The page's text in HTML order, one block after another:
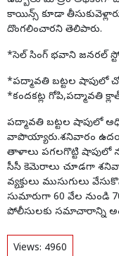
కాయిన్స్ కూడా
దొంగలించారని తెలిపారు.
*సెల్ సింగ్ భవాని జనరల్
*పద్మావతి బట్టల షాపులో
*కందకట్ల గోపి,పద్మావతి
పద్మావతి బట్టల షాపులో
వాపొయ్యారు.శనివారం
తాళాలు పగలగొట్టి షాపులో
సీసీ కెమెరాలు చూడగా
వ్యక్తులు ముసుగులు
సుమారుగా 60 వేల నుండి
పోలీసులకు సమాచారాన్ని
Views: 4960